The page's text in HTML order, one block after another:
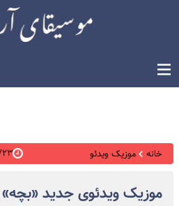
خانه موزیک ویدئو
موزیک ویدئوی جدید «بچه»